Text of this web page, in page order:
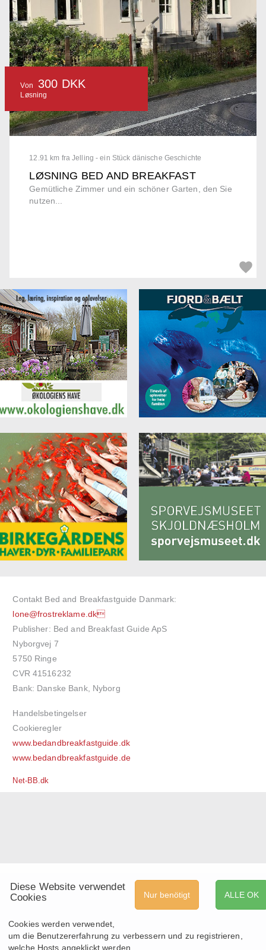
12.91 km fra Jelling - ein Stück dänische Geschichte
LØSNING BED AND BREAKFAST
Gemütliche Zimmer und ein schöner Garten, den Sie
nutzen...
Von 300 DKK
Løsning
Contakt Bed and Breakfastguide Danmark:
lone@frostreklame.dk
Publisher: Bed and Breakfast Guide ApS
Nyborgvej 7
5750 Ringe
CVR 41516232
Bank: Danske Bank, Nyborg
Handelsbetingelser
Cookieregler
www.bedandbreakfastguide.dk
www.bedandbreakfastguide.de
Net-BB.dk
ALLE OK
Nur benötigt
Diese Website verwendet
Cookies
Cookies werden verwendet,
um die Benutzererfahrung zu verbessern und zu registrieren,
welche Hosts angeklickt werden.